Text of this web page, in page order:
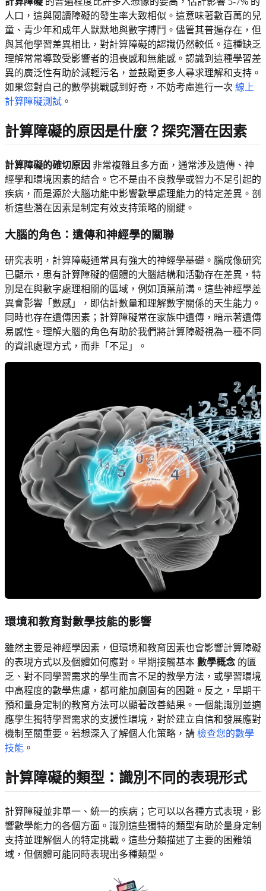
人口，這與閱讀障礙的發生率大致相似。這意味著數百萬的兒
童、青少年和成年人默默地與數字搏鬥。儘管其普遍存在，但
與其他學習差異相比，對計算障礙的認識仍然較低。這種缺乏
理解常常導致受影響者的沮喪感和無能感。認識到這種學習差
異的廣泛性有助於減輕污名，並鼓勵更多人尋求理解和支持。
如果您對自己的數學挑戰感到好奇，不妨考慮進行一次 線上
計算障礙測試 。
計算障礙的原因是什麼？探究潛在因素
計算障礙的確切原因 非常複雜且多方面，通常涉及遺傳、神
經學和環境因素的結合。它不是由不良教學或智力不足引起的
疾病，而是源於大腦功能中影響數學處理能力的特定差異。剖
析這些潛在因素是制定有效支持策略的關鍵。
大腦的角色：遺傳和神經學的關聯
研究表明，計算障礙通常具有強大的神經學基礎。腦成像研究
已顯示，患有計算障礙的個體的大腦結構和活動存在差異，特
別是在與數字處理相關的區域，例如頂葉前溝。這些神經學差
異會影響「數感」，即估計數量和理解數字關係的天生能力。
同時也存在遺傳因素；計算障礙常在家族中遺傳，暗示著遺傳
易感性。理解大腦的角色有助於我們將計算障礙視為一種不同
的資訊處理方式，而非「不足」。
環境和教育對數學技能的影響
雖然主要是神經學因素，但環境和教育因素也會影響計算障礙
的表現方式以及個體如何應對。早期接觸基本 數學概念 的匱
乏、對不同學習需求的學生而言不足的教學方法，或學習環境
中高程度的數學焦慮，都可能加劇固有的困難。反之，早期干
預和量身定制的教育方法可以顯著改善結果。一個能識別並適
應學生獨特學習需求的支援性環境，對於建立自信和發展應對
機制至關重要。若想深入了解個人化策略，請 檢查您的數學
技能 。
計算障礙的類型：識別不同的表現形式
計算障礙並非單一、統一的疾病；它可以以各種方式表現，影
響數學能力的各個方面。識別這些獨特的類型有助於量身定制
支持並理解個人的特定挑戰。這些分類描述了主要的困難領
域，但個體可能同時表現出多種類型。